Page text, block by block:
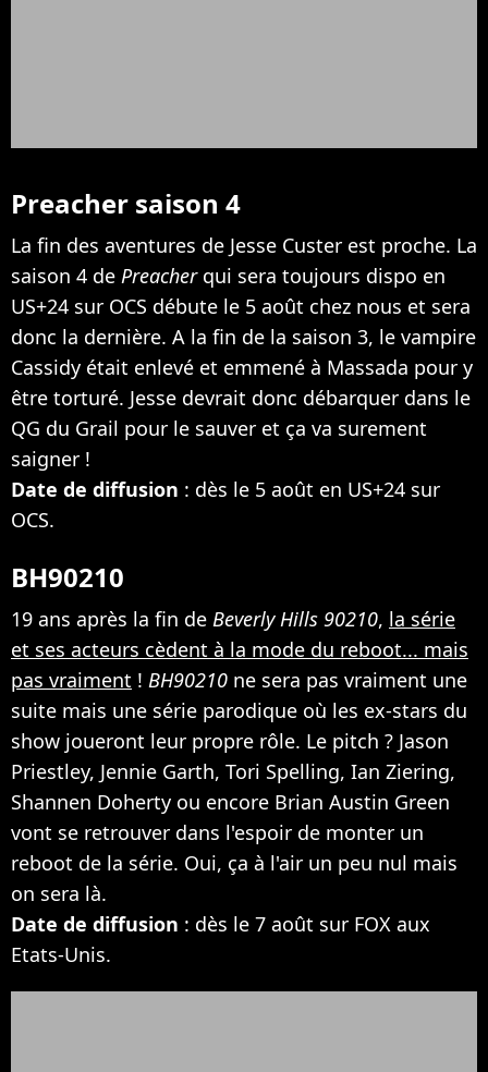
Preacher saison 4
La fin des aventures de Jesse Custer est proche. La
saison 4 de Preacherqui sera toujours dispo en
US+24 sur OCS débute le 5 août chez nous et sera
donc la dernière. A la fin de la saison 3, le vampire
Cassidy était enlevé et emmené à Massada pour y
être torturé. Jesse devrait donc débarquer dans le
QG du Grail pour le sauver et ça va surement
saigner !
Date de diffusion : dès le 5 août en US+24 sur
OCS.
BH90210
19 ans après la fin de Beverly Hills 90210, la série
et ses acteurs cèdent à la mode du reboot... mais
pas vraiment ! BH90210 ne sera pas vraiment une
suite mais une série parodique où les ex-stars du
show joueront leur propre rôle. Le pitch ? Jason
Priestley, Jennie Garth, Tori Spelling, Ian Ziering,
Shannen Doherty ou encore Brian Austin Green
vont se retrouver dans l'espoir de monter un
reboot de la série. Oui, ça à l'air un peu nul mais
on sera là.
Date de diffusion : dès le 7 août sur FOX aux
Etats-Unis.